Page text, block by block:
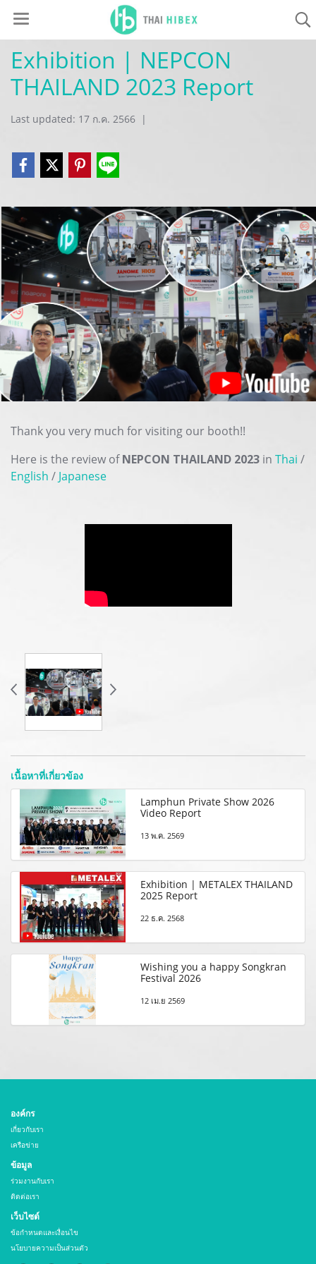
Exhibition | NEPCON
THAILAND 2023 Report
Last updated: 17 ก.ค. 2566 |
Thank you very much for visiting our booth!!
Here is the review ofNEPCON THAILAND 2023 in Thai /
English / Japanese
เนื้อหาที่เกี่ยวข้อง
Lamphun Private Show 2026
Video Report
13 พ.ค. 2569
Exhibition | METALEX THAILAND
2025 Report
22 ธ.ค. 2568
Wishing you a happy Songkran
Festival 2026
12 เม.ย 2569
องค์กร
เกี่ยวกับเรา
เครือข่าย
ข้อมูล
ร่วมงานกับเรา
ติดต่อเรา
เว็บไซต์
ข้อกำหนดและเงื่อนไข
นโยบายความเป็นส่วนตัว